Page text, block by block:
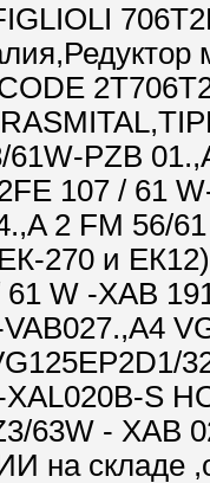
61W-PZB
107 / 61
2 FM 56/
270 и
W -XAB
XAL020B-S
63W - XAB
на складе